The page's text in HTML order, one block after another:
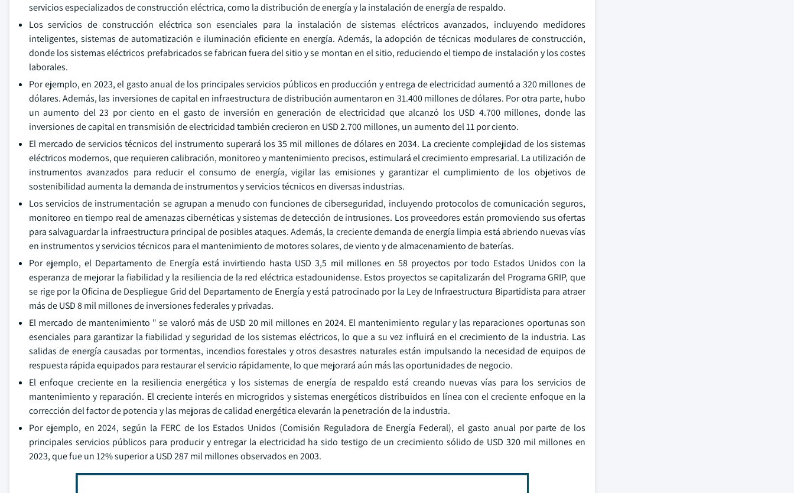
servicios especializados de construcción eléctrica, como la distribución de energía y la instalación de energía de respaldo.
Los servicios de construcción eléctrica son esenciales para la instalación de sistemas eléctricos avanzados, incluyendo medidores
inteligentes, sistemas de automatización e iluminación eficiente en energía. Además, la adopción de técnicas modulares de construcción,
donde los sistemas eléctricos prefabricados se fabrican fuera del sitio y se montan en el sitio, reduciendo el tiempo de instalación y los costes
laborales.
Por ejemplo, en 2023, el gasto anual de los principales servicios públicos en producción y entrega de electricidad aumentó a 320 millones de
dólares. Además, las inversiones de capital en infraestructura de distribución aumentaron en 31.400 millones de dólares. Por otra parte, hubo
un aumento del 23 por ciento en el gasto de inversión en generación de electricidad que alcanzó los USD 4.700 millones, donde las
inversiones de capital en transmisión de electricidad también crecieron en USD 2.700 millones, un aumento del 11 por ciento.
El mercado de servicios técnicos del instrumento superará los 35 mil millones de dólares en 2034. La creciente complejidad de los sistemas
eléctricos modernos, que requieren calibración, monitoreo y mantenimiento precisos, estimulará el crecimiento empresarial. La utilización de
instrumentos avanzados para reducir el consumo de energía, vigilar las emisiones y garantizar el cumplimiento de los objetivos de
sostenibilidad aumenta la demanda de instrumentos y servicios técnicos en diversas industrias.
Los servicios de instrumentación se agrupan a menudo con funciones de ciberseguridad, incluyendo protocolos de comunicación seguros,
monitoreo en tiempo real de amenazas cibernéticas y sistemas de detección de intrusiones. Los proveedores están promoviendo sus ofertas
para salvaguardar la infraestructura principal de posibles ataques. Además, la creciente demanda de energía limpia está abriendo nuevas vías
en instrumentos y servicios técnicos para el mantenimiento de motores solares, de viento y de almacenamiento de baterías.
Por ejemplo, el Departamento de Energía está invirtiendo hasta USD 3,5 mil millones en 58 proyectos por todo Estados Unidos con la
esperanza de mejorar la fiabilidad y la resiliencia de la red eléctrica estadounidense. Estos proyectos se capitalizarán del Programa GRIP, que
se rige por la Oficina de Despliegue Grid del Departamento de Energía y está patrocinado por la Ley de Infraestructura Bipartidista para atraer
más de USD 8 mil millones de inversiones federales y privadas.
El mercado de mantenimiento " se valoró más de USD 20 mil millones en 2024. El mantenimiento regular y las reparaciones oportunas son
esenciales para garantizar la fiabilidad y seguridad de los sistemas eléctricos, lo que a su vez influirá en el crecimiento de la industria. Las
salidas de energía causadas por tormentas, incendios forestales y otros desastres naturales están impulsando la necesidad de equipos de
respuesta rápida equipados para restaurar el servicio rápidamente, lo que mejorará aún más las oportunidades de negocio.
El enfoque creciente en la resiliencia energética y los sistemas de energía de respaldo está creando nuevas vías para los servicios de
mantenimiento y reparación. El creciente interés en microgridos y sistemas energéticos distribuidos en línea con el creciente enfoque en la
corrección del factor de potencia y las mejoras de calidad energética elevarán la penetración de la industria.
Por ejemplo, en 2024, según la FERC de los Estados Unidos (Comisión Reguladora de Energía Federal), el gasto anual por parte de los
principales servicios públicos para producir y entregar la electricidad ha sido testigo de un crecimiento sólido de USD 320 mil millones en
2023, que fue un 12% superior a USD 287 mil millones observados en 2003.